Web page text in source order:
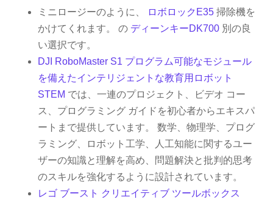
ミニロージーのように、 ロボロックE35 掃除機を
かけてくれます。 の ディーンキーDK700 別の良
い選択です。
DJI RoboMaster S1 プログラム可能なモジュール
を備えたインテリジェントな教育用ロボット
STEM では、一連のプロジェクト、ビデオ コー
ス、プログラミング ガイドを初心者からエキスパ
ートまで提供しています。 数学、物理学、プログ
ラミング、ロボット工学、人工知能に関するユー
ザーの知識と理解を高め、問題解決と批判的思考
のスキルを強化するように設計されています。
レゴ ブースト クリエイティブ ツールボックス